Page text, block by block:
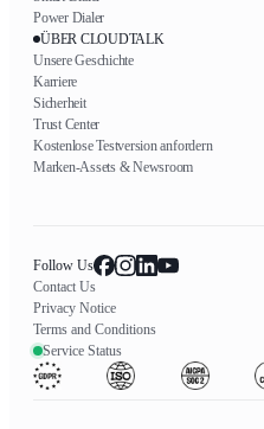
Power Dialer
ÜBER CLOUDTALK
Unsere Geschichte
Karriere
Sicherheit
Trust Center
Kostenlose Testversion anfordern
Marken-Assets & Newsroom
Follow Us
Contact Us
Privacy Notice
Terms and Conditions
Service Status